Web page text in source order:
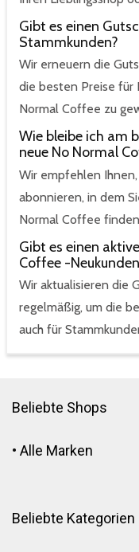
Gibt es einen
Stammkunden?
Wir erneuern die
die besten Preise für
Normal Coffee zu
Wie bleibe ich am
neue No Normal
Wir empfehlen
abonnieren, in dem
Normal Coffee
Gibt es einen
Coffee -
Wir aktualisieren die
regelmäßig, um die
auch für
Beliebte Shops
• Alle Marken
Beliebte Kategorien